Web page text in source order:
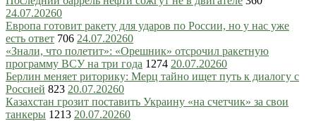
24.07.20260
Европа готовит ракету для ударов по России, но у нас уже
есть ответ 706 24.07.20260
«Знали, что полетит»: «Орешник» отсрочил ракетную
программу ВСУ на три года 1274 20.07.20260
Берлин меняет риторику: Мерц тайно ищет путь к диалогу с
Россией 823 20.07.20260
Казахстан грозит поставить Украину «на счетчик» за свои
танкеры 1213 20.07.20260